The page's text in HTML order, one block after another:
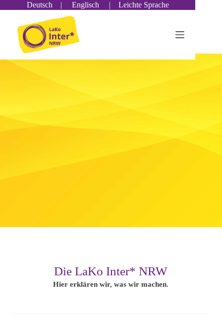
Deutsch | Englisch | Leichte Sprache
Die LaKo Inter* NRW
Die LaKo Inter* NRW
Hier erklären wir, was wir machen.